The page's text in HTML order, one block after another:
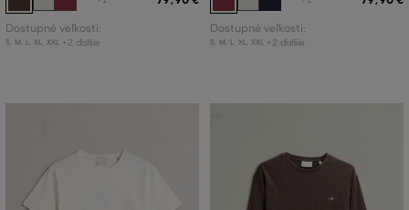
Dostupné veľkosti:
S, M L, XL, XXL +2 ďalšie
Dostupné veľkosti:
S, M L, XL, XXL +2 ďalšie